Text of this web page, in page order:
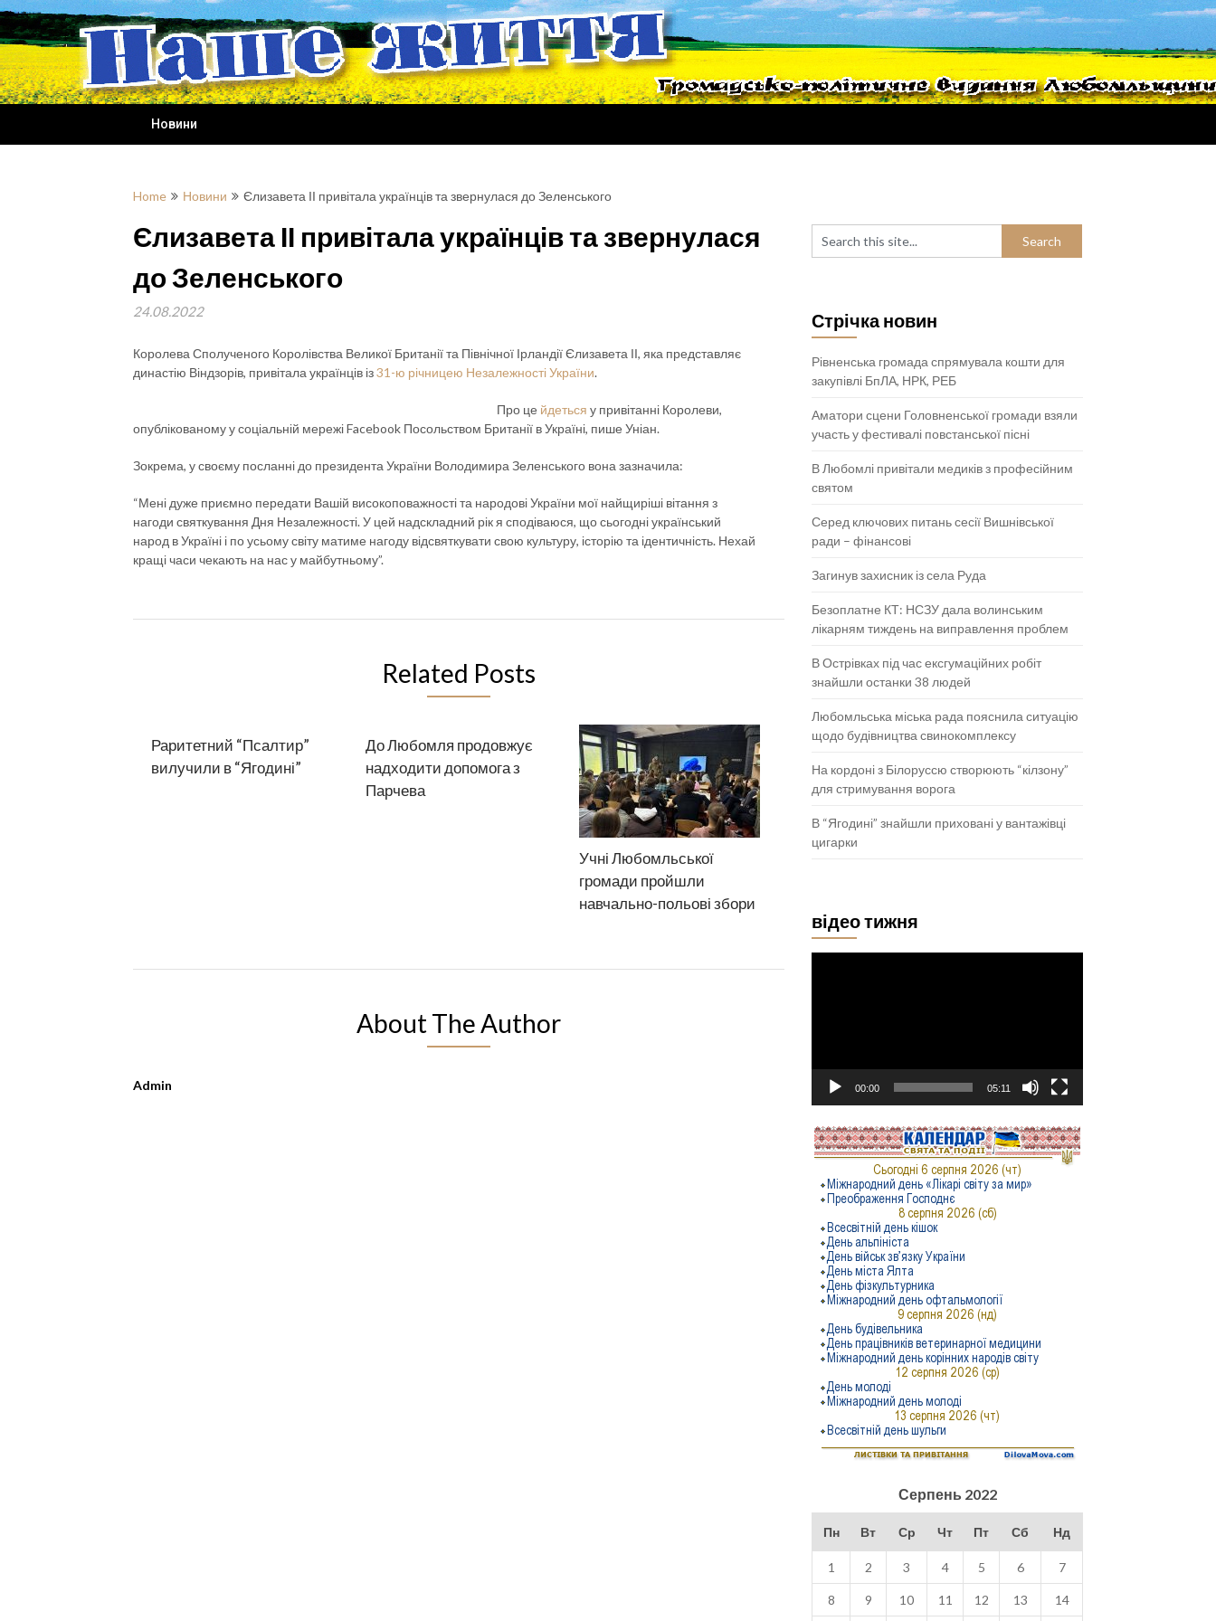
Skip
to
content
Новини
Home Новини Єлизавета ІІ привітала українців та звернулася до Зеленського
Єлизавета ІІ привітала українців та звернулася
до Зеленського
24.08.2022
Королева Сполученого Королівства Великої Британії та Північної Ірландії Єлизавета ІІ, яка представляє
династію Віндзорів, привітала українців із31-ю річницею Незалежності України.
Про це йдеться у привітанні Королеви,
опублікованому у соціальній мережі Facebook Посольством Британії в Україні, пише Уніан.
Зокрема, у своєму посланні до президента України Володимира Зеленського вона зазначила:
“Мені дуже приємно передати Вашій високоповажності та народові України мої найщиріші вітання з
нагоди святкування Дня Незалежності. У цей надскладний рік я сподіваюся, що сьогодні український
народ в Україні і по усьому світу матиме нагоду відсвяткувати свою культуру, історію та ідентичність. Нехай
кращі часи чекають на нас у майбутньому”.
Related Posts
Раритетний “Псалтир”
вилучили в “Ягодині”
До Любомля продовжує
надходити допомога з
Парчева
Учні Любомльської
громади пройшли
навчально-польові збори
About The Author
Admin
Стрічка новин
Рівненська громада спрямувала кошти для
закупівлі БпЛА, НРК, РЕБ
Аматори сцени Головненської громади взяли
участь у фестивалі повстанської пісні
В Любомлі привітали медиків з професійним
святом
Серед ключових питань сесії Вишнівської
ради – фінансові
Загинув захисник із села Руда
Безоплатне КТ: НСЗУ дала волинським
лікарням тиждень на виправлення проблем
В Острівках під час ексгумаційних робіт
знайшли останки 38 людей
Любомльська міська рада пояснила ситуацію
щодо будівництва свинокомплексу
На кордоні з Білоруссю створюють “кілзону”
для стримування ворога
В “Ягодині” знайшли приховані у вантажівці
цигарки
відео тижня
00:00 05:11
Серпень 2022
Пн Вт Ср Чт Пт Сб Нд
1 2 3 4 5 6 7
8 9 10 11 12 13 14